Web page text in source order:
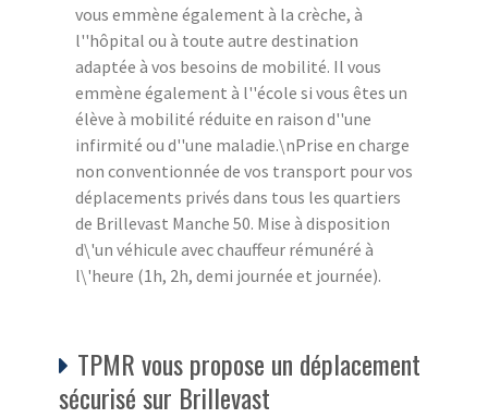
vous emmène également à la crèche, à
l''hôpital ou à toute autre destination
adaptée à vos besoins de mobilité. Il vous
emmène également à l''école si vous êtes un
élève à mobilité réduite en raison d''une
infirmité ou d''une maladie.\nPrise en charge
non conventionnée de vos transport pour vos
déplacements privés dans tous les quartiers
de Brillevast Manche 50. Mise à disposition
d\'un véhicule avec chauffeur rémunéré à
l\'heure (1h, 2h, demi journée et journée).
TPMR vous propose un déplacement
sécurisé sur Brillevast